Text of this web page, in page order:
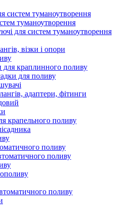
систем туманоутворення
туманоутворення
для систем туманоутворення
візки і опори
для краплинного поливу
для поливу
адаптери, фітинги
крапельного поливу
поливу
поливу
поливу